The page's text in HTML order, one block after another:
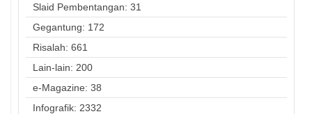
Slaid Pembentangan: 31
Gegantung: 172
Risalah: 661
Lain-lain: 200
e-Magazine: 38
Infografik: 2332